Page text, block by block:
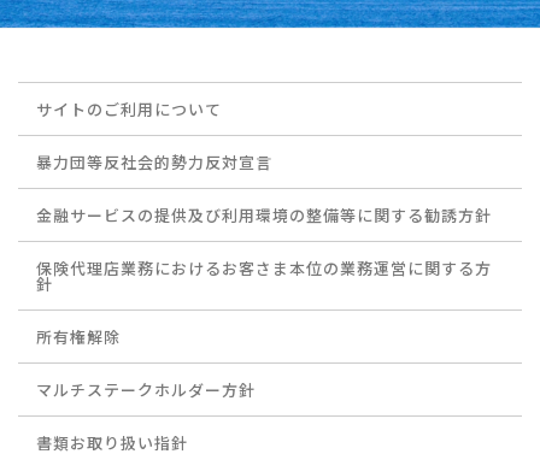
サイトのご利用について
暴力団等反社会的勢力反対宣言
金融サービスの提供及び利用環境の整備等に関する勧誘方針
保険代理店業務におけるお客さま本位の業務運営に関する方
針
所有権解除
マルチステークホルダー方針
書類お取り扱い指針